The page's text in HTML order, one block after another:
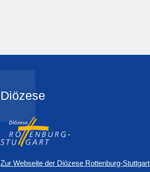
Diözese
Zur Webseite der Diözese Rottenburg-Stuttgart